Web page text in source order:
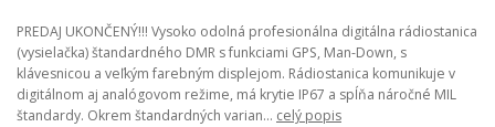
PREDAJ UKONČENÝ!!! Vysoko odolná profesionálna digitálna rádiostanica
(vysielačka) štandardného DMR s funkciami GPS, Man-Down, s
klávesnicou a veľkým farebným displejom. Rádiostanica komunikuje v
digitálnom aj analógovom režime, má krytie IP67 a spĺňa náročné MIL
štandardy. Okrem štandardných varian... celý popis